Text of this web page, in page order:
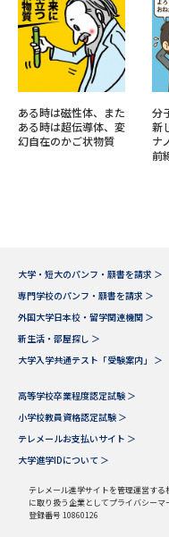
ある時は磁性体、また
ある時は超伝導体、変
幻自在のかご状物質
分
新
ナ
前
大学・短大のパンフ・願書を請求 ＞
専門学校のパンフ・願書を請求 ＞
外国大学日本校・留学関連機関 ＞
新生活・部屋探し ＞
大学入学共通テスト「受験案内」 ＞
高等学校卒業程度認定試験 ＞
小学校教員資格認定試験 ＞
テレメールお支払いサイト ＞
大学進学IDについて ＞
テレメール進学サイトを管理運営す
に取り扱う企業としてプライバシーマ
登録番号 10860126